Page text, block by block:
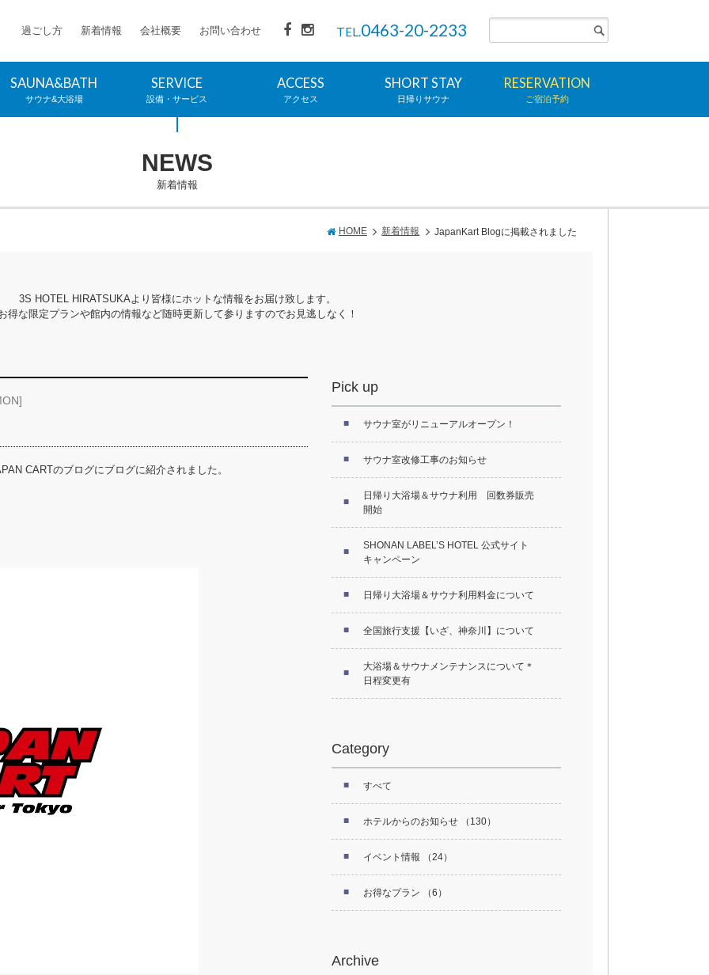
過ごし方 新着情報 会社概要 お問い合わせ TEL.0463-20-2233
SAUNA&BATH
サウナ&大浴場
SERVICE
設備・サービス
ACCESS
アクセス
SHORT STAY
日帰りサウナ
RESERVATION
ご宿泊予約
NEWS
新着情報
HOME 新着情報 JapanKart Blogに掲載されました
3S HOTEL HIRATSUKAより皆様にホットな情報をお届け致します。
得な限定プランや館内の情報など随時更新して参りますのでお見逃しなく！
CARTのブログにブログに紹介されました。
Pick up
サウナ室がリニューアルオープン！
サウナ室改修工事のお知らせ
日帰り大浴場＆サウナ利用 回数券販売
開始
SHONAN LABEL’S HOTEL 公式サイト
キャンペーン
日帰り大浴場＆サウナ利用料金について
全国旅行支援【いざ、神奈川】について
大浴場＆サウナメンテナンスについて＊
日程変更有
Category
すべて
ホテルからのお知らせ （130）
イベント情報 （24）
お得なプラン （6）
Archive